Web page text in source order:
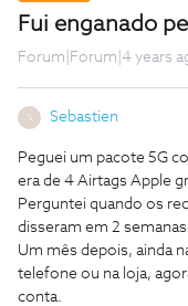
Fui enganado
Forum|Forum|4 years
S Sebastien
Peguei um pacote 5G
era de 4 Airtags Apple
Perguntei quando os
disseram em 2
Um mês depois, ainda
telefone ou na loja,
conta.